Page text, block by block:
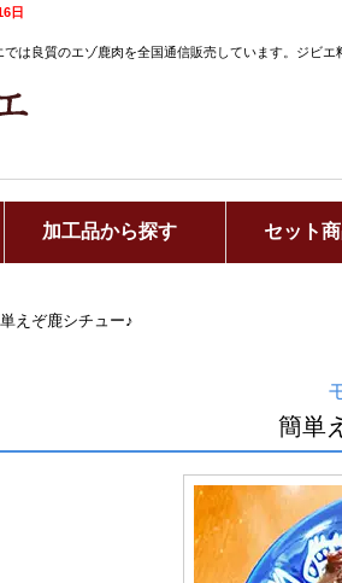
日
は良質のエゾ鹿肉を全国通信販売しています。ジビ
加工品から探す セット
えぞ鹿シチュー♪
簡単